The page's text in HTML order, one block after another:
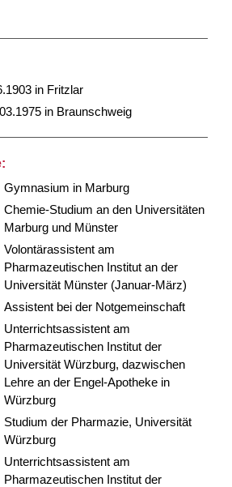
in Fritzlar
in Braunschweig
Gymnasium in Marburg
Chemie-Studium an den Universitäten
Marburg und Münster
Volontärassistent am
Pharmazeutischen Institut an der
Universität Münster (Januar-März)
Assistent bei der Notgemeinschaft
Unterrichtsassistent am
Pharmazeutischen Institut der
Universität Würzburg, dazwischen
Lehre an der Engel-Apotheke in
Würzburg
Studium der Pharmazie, Universität
Würzburg
Unterrichtsassistent am
Pharmazeutischen Institut der